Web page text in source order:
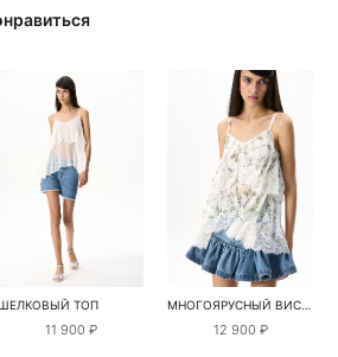
ШЕЛКОВЫЙ ТОП
11 900 ₽
МНОГОЯРУСНЫЙ ВИСКОЗНЫЙ ТОП С ПРИНТОМ
12 900 ₽